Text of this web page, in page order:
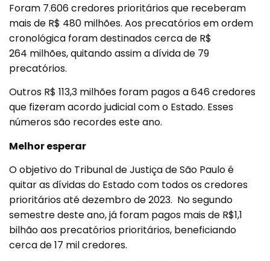
Foram 7.606 credores prioritários que receberam
mais de R$ 480 milhões. Aos precatórios em ordem
cronológica foram destinados cerca de R$
264 milhões, quitando assim a dívida de 79
precatórios.
Outros R$ 113,3 milhões foram pagos a 646 credores
que fizeram acordo judicial com o Estado. Esses
números são recordes este ano.
Melhor esperar
O objetivo do Tribunal de Justiça de São Paulo é
quitar as dívidas do Estado com todos os credores
prioritários até dezembro de 2023. No segundo
semestre deste ano, já foram pagos mais de R$1,1
bilhão aos precatórios prioritários, beneficiando
cerca de 17 mil credores.